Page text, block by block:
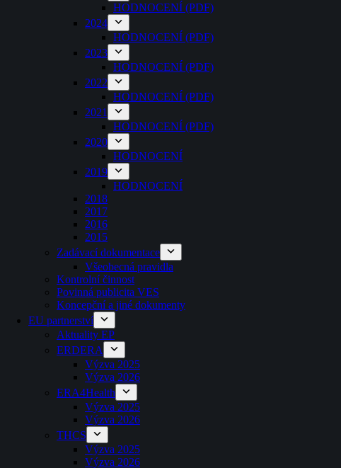
HODNOCENÍ (PDF)
2024
HODNOCENÍ (PDF)
2023
HODNOCENÍ (PDF)
2022
HODNOCENÍ (PDF)
2021
HODNOCENÍ (PDF)
2020
HODNOCENÍ
2019
HODNOCENÍ
2018
2017
2016
2015
Zadávací dokumentace
Všeobecná pravidla
Kontrolní činnost
Povinná publicita VES
Koncepční a jiné dokumenty
EU partnerství
Aktuality EP
ERDERA
Výzva 2025
Výzva 2026
ERA4Health
Výzva 2025
Výzva 2026
THCS
Výzva 2025
Výzva 2026